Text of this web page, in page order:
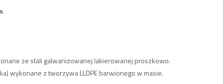
ze stali galwanizowanej lakierowanej proszkowo.
wykonane z tworzywa LLDPE barwionego w masie.